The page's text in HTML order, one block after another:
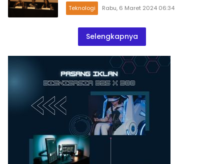
Teknologi Rabu, 6 Maret 2024 06:34
Selengkapnya